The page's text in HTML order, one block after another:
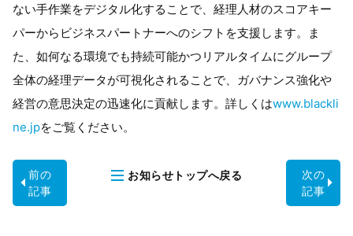
ない手作業をデジタル化することで、経理人材のスコアキー
パーからビジネスパートナーへのシフトを支援します。ま
た、如何なる環境でも持続可能かつリアルタイムにグループ
全体の経理データが可視化されることで、ガバナンス強化や
経営の意思決定の迅速化に貢献します。詳しくはwww.blackli
ne.jpをご覧ください。
前の
記事
お知らせ トップへ戻る
次の
記事